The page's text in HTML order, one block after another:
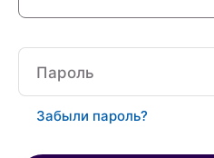
Пароль
Забыли пароль?